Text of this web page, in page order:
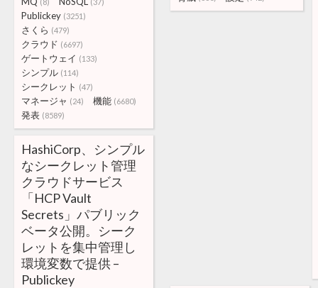
Publickey (3251)
さくら (479)
クラウド (6697)
ゲートウェイ (133)
シンプル (114)
シークレット (47)
マネージャ (24) 機能 (6680)
発表 (8589)
HashiCorp、シンプル
なシークレット管理
クラウドサービス
「HCP Vault
Secrets」パブリック
ベータ公開。シーク
レットを集中管理し
環境変数で提供 –
Publickey